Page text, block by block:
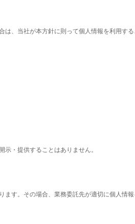
、当社が本方針に則って個人情報を利用す
・提供することはありません。
す。その場合、業務委託先が適切に個人情